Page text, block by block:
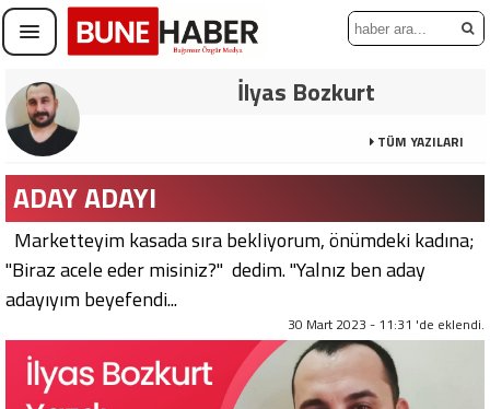
İlyas Bozkurt
TÜM YAZILARI
ADAY ADAYI
Marketteyim kasada sıra bekliyorum, önümdeki kadına;
"Biraz acele eder misiniz?" dedim. "Yalnız ben aday
adayıyım beyefendi...
30 Mart 2023 - 11:31 'de eklendi.